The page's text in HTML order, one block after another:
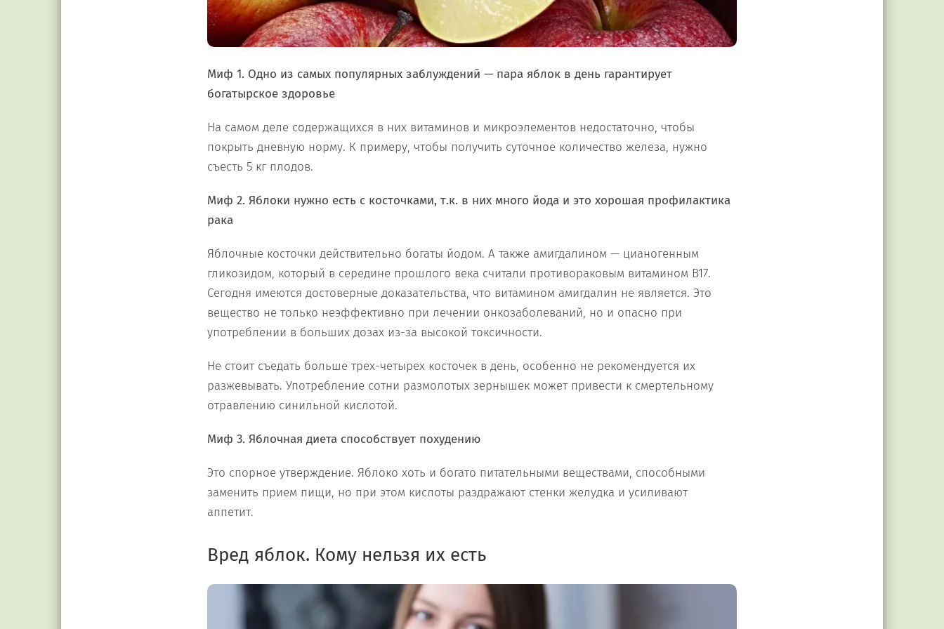
Миф 1. Одно из самых популярных заблуждений — пара яблок в день гарантирует
богатырское здоровье
На самом деле содержащихся в них витаминов и микроэлементов недостаточно, чтобы
покрыть дневную норму. К примеру, чтобы получить суточное количество железа, нужно
съесть 5 кг плодов.
Миф 2. Яблоки нужно есть с косточками, т.к. в них много йода и это хорошая профилактика
рака
Яблочные косточки действительно богаты йодом. А также амигдалином — цианогенным
гликозидом, который в середине прошлого века считали противораковым витамином B17.
Сегодня имеются достоверные доказательства, что витамином амигдалин не является. Это
вещество не только неэффективно при лечении онкозаболеваний, но и опасно при
употреблении в больших дозах из-за высокой токсичности.
Не стоит съедать больше трех-четырех косточек в день, особенно не рекомендуется их
разжевывать. Употребление сотни размолотых зернышек может привести к смертельному
отравлению синильной кислотой.
Миф 3. Яблочная диета способствует похудению
Это спорное утверждение. Яблоко хоть и богато питательными веществами, способными
заменить прием пищи, но при этом кислоты раздражают стенки желудка и усиливают
аппетит.
Вред яблок. Кому нельзя их есть